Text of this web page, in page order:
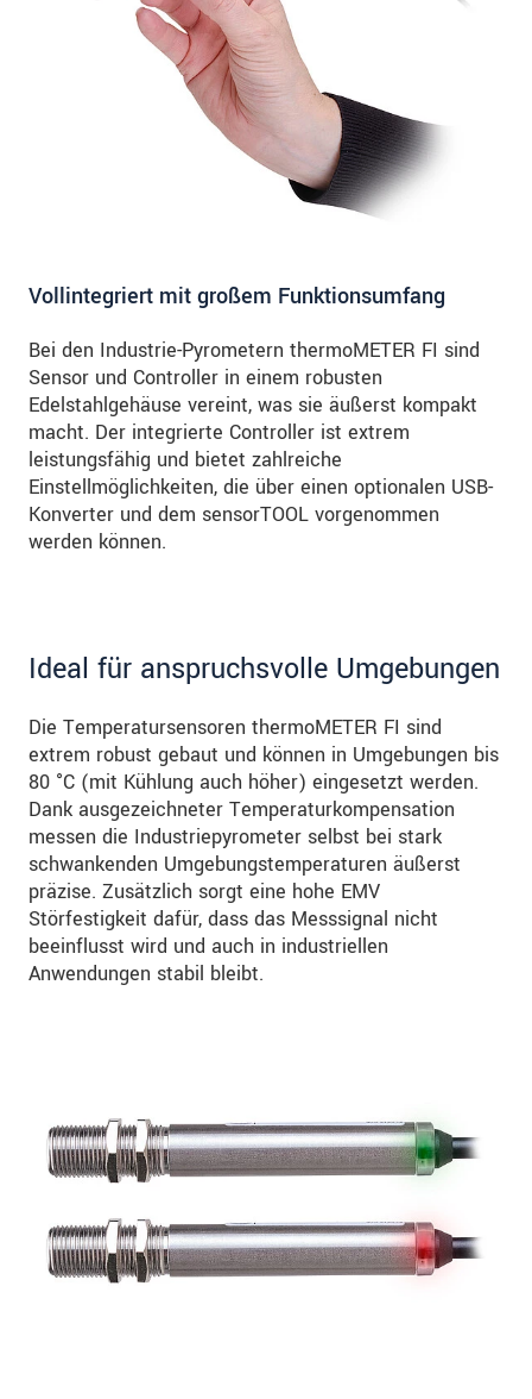
Vollintegriert mit großem Funktionsumfang
Bei den Industrie-Pyrometern thermoMETER FI sind
Sensor und Controller in einem robusten
Edelstahlgehäuse vereint, was sie äußerst kompakt
macht. Der integrierte Controller ist extrem
leistungsfähig und bietet zahlreiche
Einstellmöglichkeiten, die über einen optionalen USB-
Konverter und dem sensorTOOL vorgenommen
werden können.
Ideal für anspruchsvolle Umgebungen
Die Temperatursensoren thermoMETER FI sind
extrem robust gebaut und können in Umgebungen bis
80 °C (mit Kühlung auch höher) eingesetzt werden.
Dank ausgezeichneter Temperaturkompensation
messen die Industriepyrometer selbst bei stark
schwankenden Umgebungstemperaturen äußerst
präzise. Zusätzlich sorgt eine hohe EMV
Störfestigkeit dafür, dass das Messsignal nicht
beeinflusst wird und auch in industriellen
Anwendungen stabil bleibt.